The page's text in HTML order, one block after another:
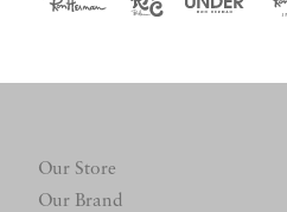
Our Store
Our Brand